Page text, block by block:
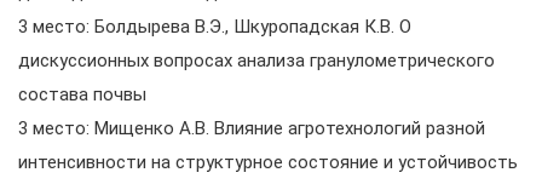
3 место: Болдырева В.Э., Шкуропадская К.В. О
дискуссионных вопросах анализа гранулометрического
состава почвы
3 место: Мищенко А.В. Влияние агротехнологий разной
интенсивности на структурное состояние и устойчивость